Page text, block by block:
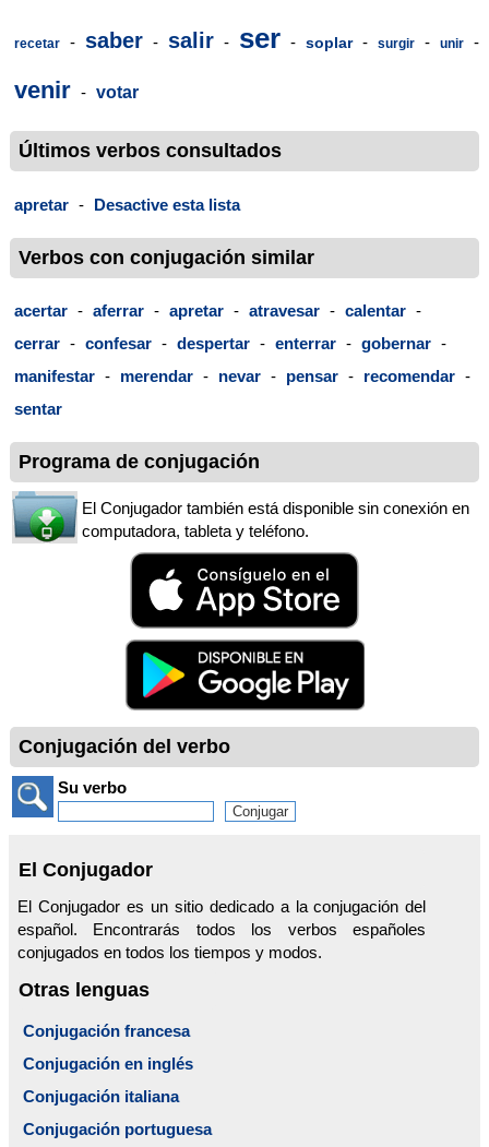
recetar - saber - salir - ser - soplar - surgir - unir -
venir - votar
Últimos verbos consultados
apretar - Desactive esta lista
Verbos con conjugación similar
acertar - aferrar - apretar - atravesar - calentar -
cerrar - confesar - despertar - enterrar - gobernar -
manifestar - merendar - nevar - pensar - recomendar -
sentar
Programa de conjugación
El Conjugador también está disponible sin conexión en
computadora, tableta y teléfono.
Conjugación del verbo
Su verbo
El Conjugador
El Conjugador es un sitio dedicado a la conjugación del
español. Encontrarás todos los verbos españoles
conjugados en todos los tiempos y modos.
Otras lenguas
Conjugación francesa
Conjugación en inglés
Conjugación italiana
Conjugación portuguesa